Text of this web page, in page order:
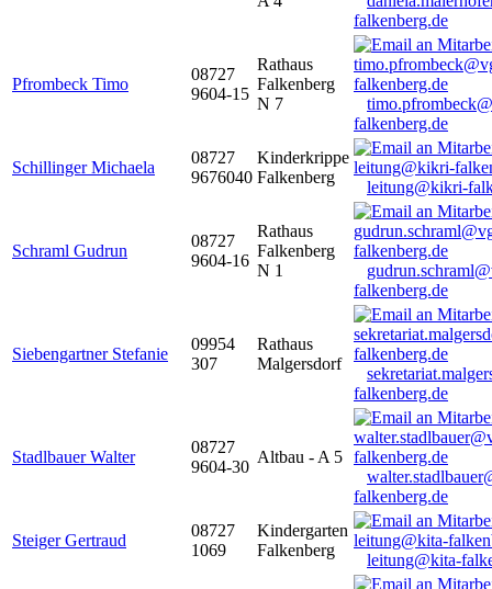
falkenberg.de
Pfrombeck Timo
08727
9604-15
Rathaus
Falkenberg
N 7
falkenberg.de
Schillinger Michaela
08727
9676040
Kinderkrippe
Falkenberg
leitung@kikri-
Schraml Gudrun
08727
9604-16
Rathaus
Falkenberg
N 1
falkenberg.de
Siebengartner Stefanie
09954
307
Rathaus
Malgersdorf
falkenberg.de
Stadlbauer Walter
08727
9604-30
Altbau - A 5
falkenberg.de
Steiger Gertraud
08727
1069
Kindergarten
Falkenberg
leitung@kita-